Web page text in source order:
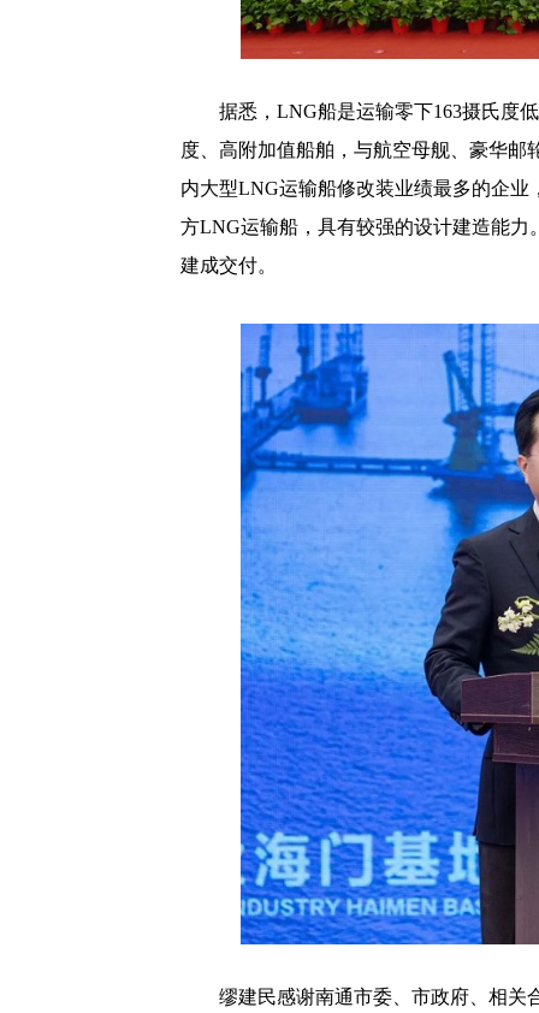
据悉， LNG船是运输零下163摄氏度
度、高附加值船舶，与航空母舰、豪华邮
内大型LNG运输船修改装业绩最多的企业
方LNG运输船，具有较强的设计建造能力
建成交付。
缪建民感谢南通市委、市政府、相关